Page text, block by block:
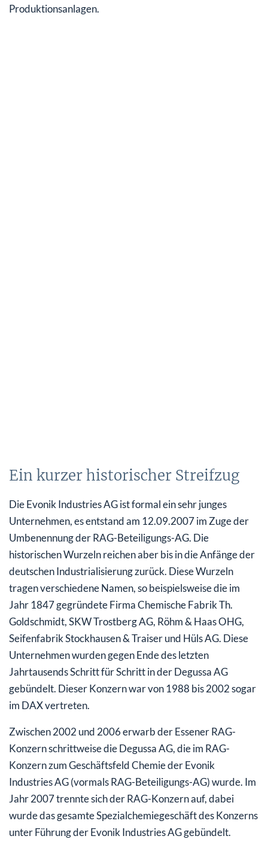
Produktionsanlagen.
Ein kurzer historischer Streifzug
Die Evonik Industries AG ist formal ein sehr junges
Unternehmen, es entstand am 12.09.2007 im Zuge der
Umbenennung der RAG-Beteiligungs-AG. Die
historischen Wurzeln reichen aber bis in die Anfänge der
deutschen Industrialisierung zurück. Diese Wurzeln
tragen verschiedene Namen, so beispielsweise die im
Jahr 1847 gegründete Firma Chemische Fabrik Th.
Goldschmidt, SKW Trostberg AG, Röhm & Haas OHG,
Seifenfabrik Stockhausen & Traiser und Hüls AG. Diese
Unternehmen wurden gegen Ende des letzten
Jahrtausends Schritt für Schritt in der Degussa AG
gebündelt. Dieser Konzern war von 1988 bis 2002 sogar
im DAX vertreten.
Zwischen 2002 und 2006 erwarb der Essener RAG-
Konzern schrittweise die Degussa AG, die im RAG-
Konzern zum Geschäftsfeld Chemie der Evonik
Industries AG (vormals RAG-Beteiligungs-AG) wurde. Im
Jahr 2007 trennte sich der RAG-Konzern auf, dabei
wurde das gesamte Spezialchemiegeschäft des Konzerns
unter Führung der Evonik Industries AG gebündelt.